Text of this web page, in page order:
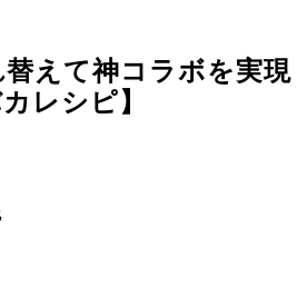
えて神コラボを実
レシピ】